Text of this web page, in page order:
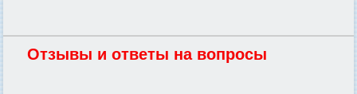
Отзывы и ответы на вопросы